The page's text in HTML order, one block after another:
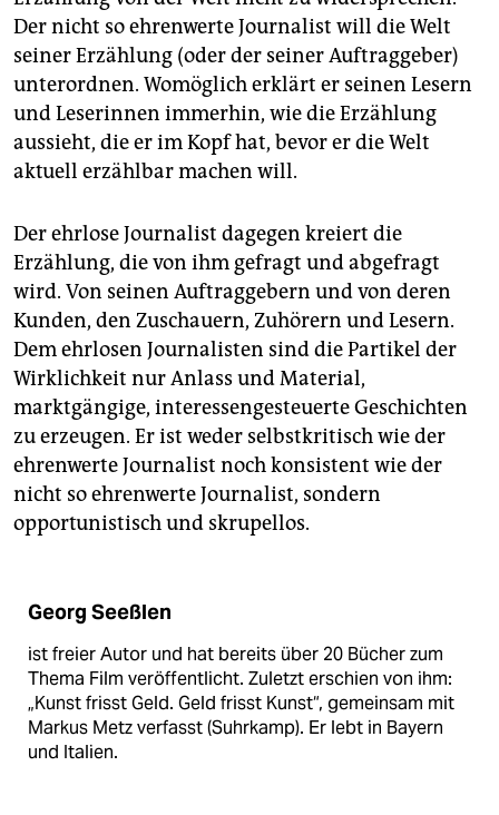
Der nicht so ehrenwerte Journalist will die Welt
seiner Erzählung (oder der seiner Auftraggeber)
unterordnen. Womöglich erklärt er seinen Lesern
und Leserinnen immerhin, wie die Erzählung
aussieht, die er im Kopf hat, bevor er die Welt
aktuell erzählbar machen will.
Der ehrlose Journalist dagegen kreiert die
Erzählung, die von ihm gefragt und abgefragt
wird. Von seinen Auftraggebern und von deren
Kunden, den Zuschauern, Zuhörern und Lesern.
Dem ehrlosen Journalisten sind die Partikel der
Wirklichkeit nur Anlass und Material,
marktgängige, interessengesteuerte Geschichten
zu erzeugen. Er ist weder selbstkritisch wie der
ehrenwerte Journalist noch konsistent wie der
nicht so ehrenwerte Journalist, sondern
opportunistisch und skrupellos.
Georg Seeßlen
ist freier Autor und hat bereits über 20 Bücher zum
Thema Film veröffentlicht. Zuletzt erschien von ihm:
„Kunst frisst Geld. Geld frisst Kunst“, gemeinsam mit
Markus Metz verfasst (Suhrkamp). Er lebt in Bayern
und Italien.